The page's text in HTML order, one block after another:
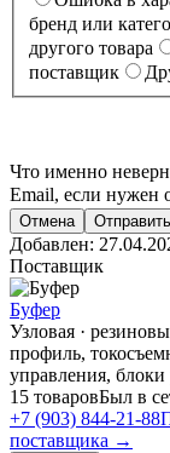
бренд или
другого товара
поставщик
Что именно
Email, если нужен
Отмена Отправить
Добавлен:
Поставщик
Буфер
Узловая ·
профиль,
управления, блоки
15 товаровБыл в
+7 (903) 844-21-88
поставщика →